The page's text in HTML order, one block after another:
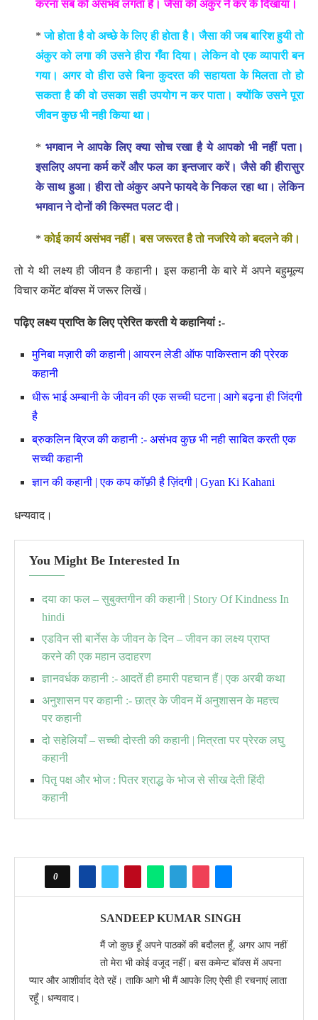
करना सब को असंभव लगता है। जैसा की अंकुर ने कर के दिखाया।
*जो होता है वो अच्छे के लिए ही होता है। जैसा की जब बारिश हुयी तो
अंकुर को लगा की उसने हीरा गँवा दिया। लेकिन वो एक व्यापारी बन
गया। अगर वो हीरा उसे बिना कुदरत की सहायता के मिलता तो हो
सकता है की वो उसका सही उपयोग न कर पाता। क्योंकि उसने पूरा
जीवन कुछ भी नही किया था।
* भगवान ने आपके लिए क्या सोच रखा है ये आपको भी नहीं पता।
इसलिए अपना कर्म करें और फल का इन्तजार करें। जैसे की हीरासुर
के साथ हुआ। हीरा तो अंकुर अपने फायदे के निकल रहा था। लेकिन
भगवान ने दोनों की किस्मत पलट दी।
*कोई कार्य असंभव नहीं। बस जरूरत है तो नजरिये को बदलने की।
तो ये थी लक्ष्य ही जीवन है कहानी। इस कहानी के बारे में अपने बहुमूल्य
विचार कमेंट बॉक्स में जरूर लिखें।
पढ़िए लक्ष्य प्राप्ति के लिए प्रेरित करती ये कहानियां :-
मुनिबा मज़ारी की कहानी | आयरन लेडी ऑफ पाकिस्तान की प्रेरक
कहानी
धीरू भाई अम्बानी के जीवन की एक सच्ची घटना | आगे बढ़ना ही जिंदगी
है
ब्रुकलिन ब्रिज की कहानी :- असंभव कुछ भी नही साबित करती एक
सच्ची कहानी
ज्ञान की कहानी | एक कप कॉफ़ी है ज़िंदगी | Gyan Ki Kahani
धन्यवाद।
You Might Be Interested In
दया का फल – सुबुक्तगीन की कहानी | Story Of Kindness In
hindi
एडविन सी बार्नेस के जीवन के दिन – जीवन का लक्ष्य प्राप्त
करने की एक महान उदाहरण
ज्ञानवर्धक कहानी :- आदतें ही हमारी पहचान हैं | एक अरबी कथा
अनुशासन पर कहानी :- छात्र के जीवन में अनुशासन के महत्त्व
पर कहानी
दो सहेलियाँ – सच्ची दोस्ती की कहानी | मित्रता पर प्रेरक लघु
कहानी
पितृ पक्ष और भोज : पितर श्राद्ध के भोज से सीख देती हिंदी
कहानी
0
SANDEEP KUMAR SINGH
मैं जो कुछ हूँ अपने पाठकों की बदौलत हूँ, अगर आप नहीं
तो मेरा भी कोई वजूद नहीं। बस कमेन्ट बॉक्स में अपना
प्यार और आशीर्वाद देते रहें। ताकि आगे भी मैं आपके लिए ऐसी ही रचनाएं लाता
रहूँ। धन्यवाद।